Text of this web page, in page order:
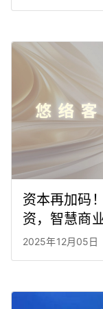
资本再加码
资，智慧商
2025年12月05日